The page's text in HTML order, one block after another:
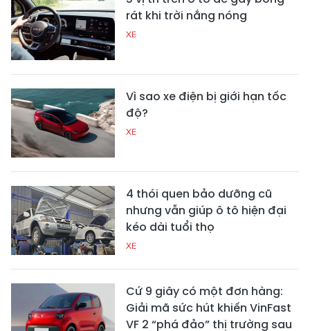
rát khi trời nắng nóng
XE
Vì sao xe điện bị giới hạn tốc
độ?
XE
4 thói quen bảo dưỡng cũ
nhưng vẫn giúp ô tô hiện đại
kéo dài tuổi thọ
XE
Cứ 9 giây có một đơn hàng:
Giải mã sức hút khiến VinFast
VF 2 “phá đảo” thị trường sau